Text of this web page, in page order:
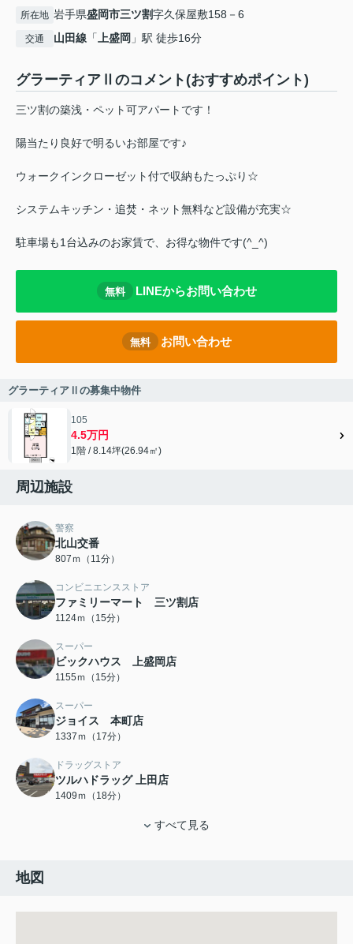
所在地 岩手県盛岡市三ツ割字久保屋敷158－6
交通 山田線 「 上盛岡 」駅 徒歩16分
グラーティアⅡのコメント(おすすめポイント)
三ツ割の築浅・ペット可アパートです！
陽当たり良好で明るいお部屋です♪
ウォークインクローゼット付で収納もたっぷり☆
システムキッチン・追焚・ネット無料など設備が充実☆
駐車場も1台込みのお家賃で、お得な物件です(^_^)
無料 LINEからお問い合わせ
無料 お問い合わせ
グラーティアⅡの募集中物件
105
4.5万円
1階 / 8.14坪(26.94㎡)
周辺施設
警察
北山交番
807ｍ（11分）
コンビニエンスストア
ファミリーマート 三ツ割店
1124ｍ（15分）
スーパー
ビックハウス 上盛岡店
1155ｍ（15分）
スーパー
ジョイス 本町店
1337ｍ（17分）
ドラッグストア
ツルハドラッグ 上田店
1409ｍ（18分）
すべて見る
地図